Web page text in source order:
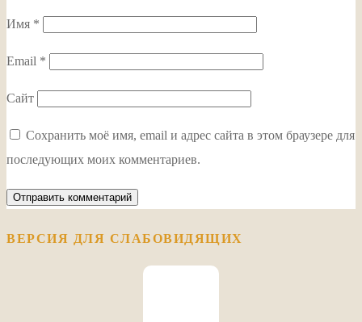
Имя *
Email *
Сайт
Сохранить моё имя, email и адрес сайта в этом браузере для
последующих моих комментариев.
ВЕРСИЯ ДЛЯ СЛАБОВИДЯЩИХ